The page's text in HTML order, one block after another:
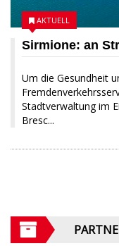
Sirmione: an
Um die Gesundheit
Stadtverwaltung im
Bresc...
AKTUELL